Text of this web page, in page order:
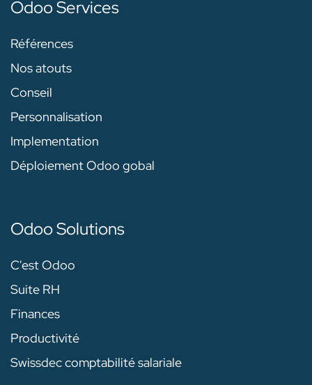
Odoo Services
Références
Nos atouts
Conseil
Personnalisation
Implementation
Déploiement Odoo gobal
Odoo Solutions
C'est Odoo
Suite RH
Finances
Productivité
Swissdec comptabilité salariale